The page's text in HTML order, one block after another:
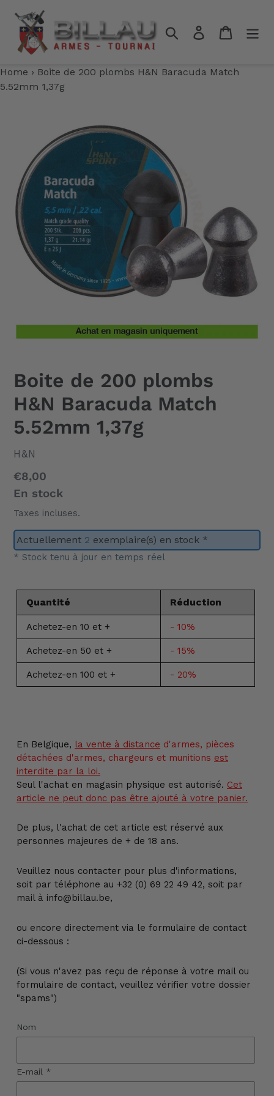
contenu
RechercherSe connecter
Panier
Home › Boite de 200 plombs H&N Baracuda Match
5.52mm 1,37g
Boite de 200 plombs
H&N Baracuda Match
5.52mm 1,37g
DISTRIBUTEUR
H&N
Prix
normal
€8,00
En stock
Taxes incluses.
Actuellement 2 exemplaire(s) en stock *
* Stock tenu à jour en temps réel
Quantité Réduction
Achetez-en 10 et + - 10%
Achetez-en 50 et + - 15%
Achetez-en 100 et + - 20%
à
votre
panier
En Belgique, la vente à distance d'armes, pièces
détachées d'armes, chargeurs et munitions est
interdite par la loi.
Seul l'achat en magasin physique est autorisé. Cet
article ne peut donc pas être ajouté à votre panier.
De plus, l'achat de cet article est réservé aux
personnes majeures de + de 18 ans.
Veuillez nous contacter pour plus d'informations,
soit par téléphone au +32 (0) 69 22 49 42, soit par
mail à info@billau.be,
ou encore directement via le formulaire de contact
ci-dessous :
(Si vous n'avez pas reçu de réponse à votre mail ou
formulaire de contact, veuillez vérifier votre dossier
"spams")
Nom
E-mail *